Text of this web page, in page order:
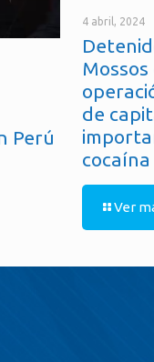
Perú
4 abril, 2024
de
cocaína
Ver